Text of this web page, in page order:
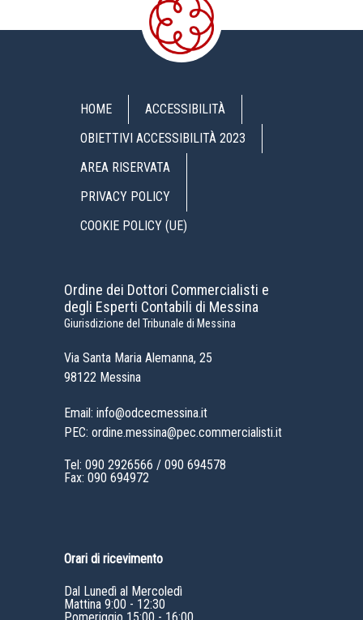
HOME
ACCESSIBILITÀ
OBIETTIVI ACCESSIBILITÀ 2023
AREA RISERVATA
PRIVACY POLICY
COOKIE POLICY (UE)
Ordine dei Dottori Commercialisti e
degli Esperti Contabili di Messina
Giurisdizione del Tribunale di Messina
Via Santa Maria Alemanna, 25
98122 Messina
Email: info@odcecmessina.it
PEC: ordine.messina@pec.commercialisti.it
Tel: 090 2926566 / 090 694578
Fax: 090 694972
Orari di ricevimento
Dal Lunedì al Mercoledì
Mattina 9:00 - 12:30